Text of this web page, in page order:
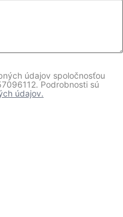
údajov spoločnosťou
Podrobnosti sú
údajov.